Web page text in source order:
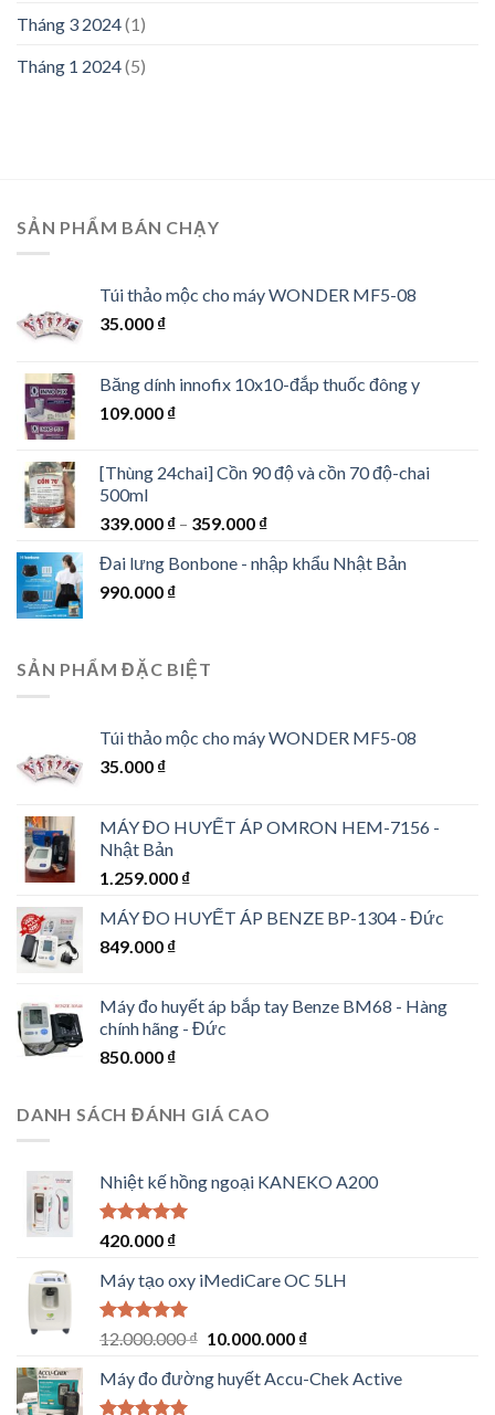
Tháng 3 2024(1)
Tháng 1 2024(5)
SẢN PHẨM BÁN CHẠY
Túi thảo mộc cho máy WONDER MF5-08
35.000 ₫
Băng dính innofix 10x10-đắp thuốc đông y
109.000 ₫
[Thùng 24chai] Cồn 90 độ và cồn 70 độ-chai
500ml
339.000 ₫ – 359.000 ₫
Đai lưng Bonbone - nhập khẩu Nhật Bản
990.000 ₫
SẢN PHẨM ĐẶC BIỆT
Túi thảo mộc cho máy WONDER MF5-08
35.000 ₫
MÁY ĐO HUYẾT ÁP OMRON HEM-7156 -
Nhật Bản
1.259.000 ₫
MÁY ĐO HUYẾT ÁP BENZE BP-1304 - Đức
849.000 ₫
Máy đo huyết áp bắp tay Benze BM68 - Hàng
chính hãng - Đức
850.000 ₫
DANH SÁCH ĐÁNH GIÁ CAO
Nhiệt kế hồng ngoại KANEKO A200
Rated5.00
420.000 ₫
Máy tạo oxy iMediCare OC 5LH
Rated5.00
12.000.000₫ Original
was:
10.000.000 ₫Current
is:
Máy đo đường huyết Accu-Chek Active